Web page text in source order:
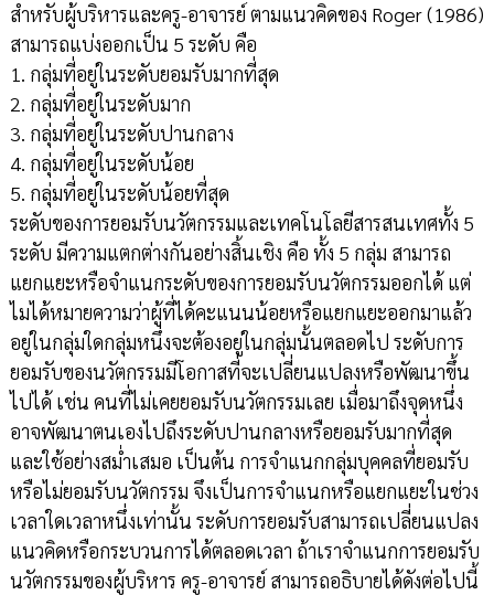
สำหรับผู้บริหารและครู-อาจารย์ ตามแนวคิดของ Roger (1986)
สามารถแบ่งออกเป็น 5 ระดับ คือ
1. กลุ่มที่อยู่ในระดับยอมรับมากที่สุด
2. กลุ่มที่อยู่ในระดับมาก
3. กลุ่มที่อยู่ในระดับปานกลาง
4. กลุ่มที่อยู่ในระดับน้อย
5. กลุ่มที่อยู่ในระดับน้อยที่สุด
ระดับของการยอมรับนวัตกรรมและเทคโนโลยีสารสนเทศทั้ง 5
ระดับ มีความแตกต่างกันอย่างสิ้นเชิง คือ ทั้ง 5 กลุ่ม สามารถ
แยกแยะหรือจำแนกระดับของการยอมรับนวัตกรรมออกได้ แต่
ไมได้หมายความว่าผู้ที่ได้คะแนนน้อยหรือแยกแยะออกมาแล้ว
อยู่ในกลุ่มใดกลุ่มหนึ่งจะต้องอยู่ในกลุ่มนั้นตลอดไป ระดับการ
ยอมรับของนวัตกรรมมีโอกาสที่จะเปลี่ยนแปลงหรือพัฒนาขึ้น
ไปได้ เช่น คนที่ไม่เคยยอมรับนวัตกรรมเลย เมื่อมาถึงจุดหนึ่ง
อาจพัฒนาตนเองไปถึงระดับปานกลางหรือยอมรับมากที่สุด
และใช้อย่างสม่ำเสมอ เป็นต้น การจำแนกกลุ่มบุคคลที่ยอมรับ
หรือไม่ยอมรับนวัตกรรม จึงเป็นการจำแนกหรือแยกแยะในช่วง
เวลาใดเวลาหนึ่งเท่านั้น ระดับการยอมรับสามารถเปลี่ยนแปลง
แนวคิดหรือกระบวนการได้ตลอดเวลา ถ้าเราจำแนกการยอมรับ
นวัตกรรมของผู้บริหาร ครู-อาจารย์ สามารถอธิบายได้ดังต่อไปนี้